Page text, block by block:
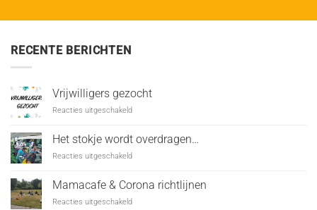
RECENTE BERICHTEN
Vrijwilligers gezocht
Reacties uitgeschakeld
Het stokje wordt overdragen…
Reacties uitgeschakeld
wordt
overdragen…
Mamacafe & Corona richtlijnen
Reacties uitgeschakeld